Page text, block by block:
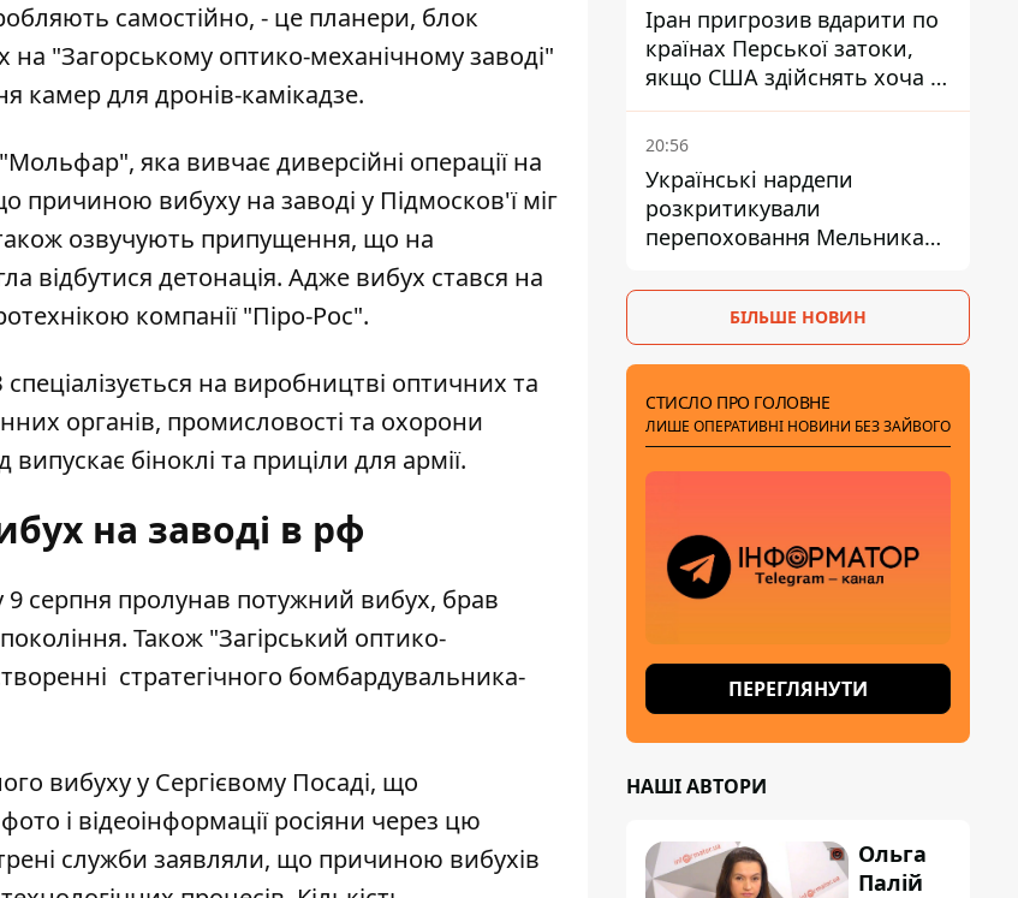
самостійно, - це планери, блок
"Загорському оптико-механічному заводі"
для дронів-камікадзе.
яка вивчає диверсійні операції на
причиною вибуху на заводі у Підмосков'ї міг
озвучують припущення, що на
відбутися детонація. Адже вибух стався на
компанії "Піро-Рос".
на виробництві оптичних та
органів, промисловості та охорони
біноклі та приціли для армії.
на заводі в рф
9 серпня пролунав потужний вибух, брав
Також "Загірський оптико-
стратегічного бомбардувальника-
вибухуу Сергієвому Посаді, що
і відеоінформаціїросіяни через цю
служби заявляли, що причиною вибухів
Іран пригрозив вдарити по
країнах Перської затоки,
якщо США здійснять хоча б
одну атаку - Reuters
20:56
Українські нардепи
розкритикували
перепоховання Мельника
ізоляції
БІЛЬШЕ НОВИН
СТИСЛО ПРО ГОЛОВНЕ
ЛИШЕ ОПЕРАТИВНІ НОВИНИ БЕЗ ЗАЙВОГО
ПЕРЕГЛЯНУТИ
НАШІ АВТОРИ
Ольга
Палій